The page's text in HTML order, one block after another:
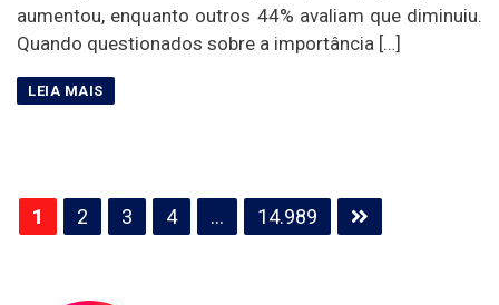
aumentou, enquanto outros 44% avaliam que diminuiu.
Quando questionados sobre a importância […]
Paginação
de
1 2 3 4 … 14.989